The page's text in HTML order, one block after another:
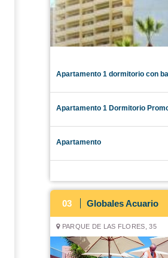
Apartamento 1 dormitorio con
Apartamento 1 Dormitorio
Apartamento
03 Globales Acuario
PARQUE DE LAS FLORES, 35